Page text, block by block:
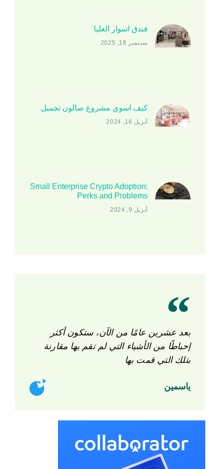
فندق اسوار العليا
سبتمبر 18, 2025
كيف اسوي مشروع صالون تجميل
أبريل 16, 2024
Small Enterprise Crypto Adoption:
Perks and Problems
أبريل 9, 2024
بعد عشرين عامًا من الآن، ستكون أكثر
إحباطًا من الأشياء التي لم تقم بها مقارنة
بتلك التي قمت بها
ياسمين